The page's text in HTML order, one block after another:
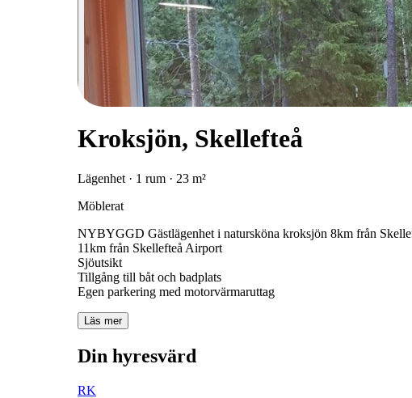
Kroksjön, Skellefteå
Lägenhet · 1 rum · 23 m²
Möblerat
NYBYGGD Gästlägenhet i natursköna kroksjön 8km från
11km från Skellefteå Airport
Sjöutsikt
Tillgång till båt och badplats
Läs mer
Din hyresvärd
RK